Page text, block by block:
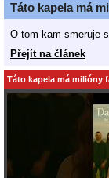
Táto kapela má
O tom kam smeruje
Přejít na článek
Táto kapela má milióny